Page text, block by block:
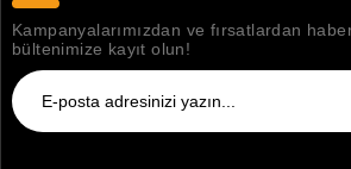
Kampanyalarımızdan ve fırsatlardan
bültenimize kayıt olun!